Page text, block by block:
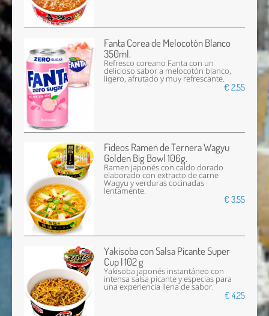
Fanta Corea de Melocotón Blanco
350ml.
Refresco coreano Fanta con un
delicioso sabor a melocotón blanco,
ligero, afrutado y muy refrescante.
€ 2,55
Fideos Ramen de Ternera Wagyu
Golden Big Bowl 106g.
Ramen japonés con caldo dorado
elaborado con extracto de carne
Wagyu y verduras cocinadas
lentamente.
€ 3,55
Yakisoba con Salsa Picante Super
Cup | 102 g
Yakisoba japonés instantáneo con
intensa salsa picante y especias para
una experiencia llena de sabor.
€ 4,25